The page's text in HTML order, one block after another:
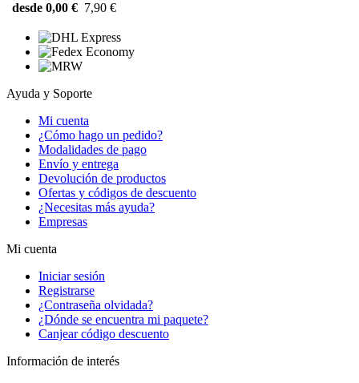
desde 0,00 € 7,90 €
Ayuda y Soporte
Mi cuenta
¿Cómo hago un pedido?
Modalidades de pago
Envío y entrega
Devolución de productos
Ofertas y códigos de descuento
¿Necesitas más ayuda?
Empresas
Mi cuenta
Iniciar sesión
Registrarse
¿Contraseña olvidada?
¿Dónde se encuentra mi paquete?
Canjear código descuento
Información de interés